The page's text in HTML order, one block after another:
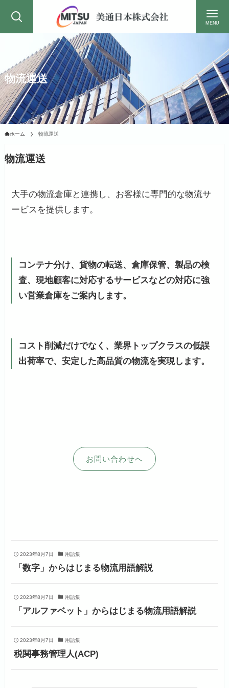
MENU
物流運送
ホーム 物流運送
物流運送
大手の物流倉庫と連携し、お客様に専門的な物流サ
ービスを提供します。
コンテナ分け、貨物の転送、倉庫保管、製品の検
査、現地顧客に対応するサービスなどの対応に強
い営業倉庫をご案内します。
コスト削減だけでなく、業界トップクラスの低誤
出荷率で、安定した高品質の物流を実現します。
お問い合わせへ
2023年8月7日 用語集
「数字」からはじまる物流用語解説
2023年8月7日 用語集
「アルファベット」からはじまる物流用語解説
2023年8月7日 用語集
税関事務管理人(ACP)